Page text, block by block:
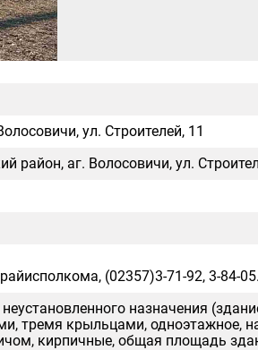
ул. Строителей, 11
район, аг. Волосовичи, ул.
(02357)3-71-92, 3-84-05.
назначения
тремя крыльцами, одноэтажное,
кирпичные, общая площадь